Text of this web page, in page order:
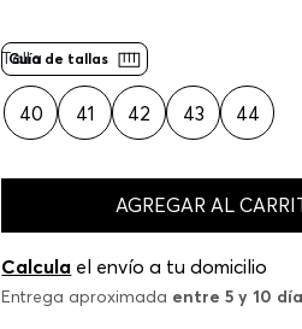
Guía de tallas
Talla
40 41 42 43 44
AGREGAR AL
Calcula el envío a tu domicilio
Entrega aproximada entre 5 y 10